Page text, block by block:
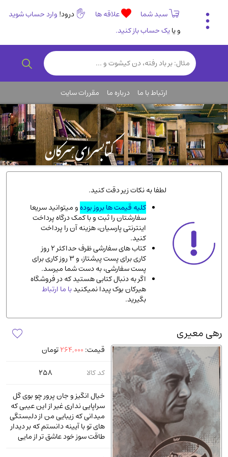
سبد شما علاقه ها درود! وارد حساب شوید
و یایک حساب باز کنید.
تاریخی و فرهنگی
(838)
رمان و داستان ایرانی(307)
روانشناسی(357)
انگلیسی و زبان خارجی(14)
کودکان و نوجوانان(76)
کتب نادر و کمیاب(19)
روانشناسی(112)
طب گیاهی و سنتی(45)
فلسفه و جامعه شناسی(151)
ادبیات و شعر
ادیان و مذاهب
دانشگاهی و آموزشی
اقتصادی، بازاریابی و مالی(57)
پزشکی(140)
کامپیوتر و نرم افزار
ورزشی و تربیت بدنی(34)
آشپزی و خوراکی
سرگرمی و بازی(7)
سیاسی(116)
رمان و داستان خارجی(489)
حقوقی و قانون(47)
کتاب های مصور رنگی و گلاسه(23)
ارتباط با ما درباره ما مقررات سایت
لطفا به نکات زیر دقت کنید.
کلیه قیمت ها بروز بودهو میتوانید سریعا
سفارشتان را ثبت و با کمک درگاه پرداخت
اینترنتی پارسیان، هزینه آن را پرداخت
کنید.
کتاب های سفارشی ظرف حداکثر 2 روز
کاری برای پست پیشتاز، و 3 روز کاری برای
پست سفارشی، به دست شما میرسد.
اگر به دنبال کتابی هستید که در فروشگاه
هیرکان بوک پیدا نمیکنیدبا ما ارتباط
بگیرید.
رهی معیری
قیمت: 264,000تومان
کد کالا
258
خیال انگیز و جان پرور چو بوی گل
سراپایی نداری غیر از این عیبی که
میدانی که زیبایی من از دلبستگی‌
های تو با آیینه دانستم که بر دیدار
طاقت سوز خود عاشق تر از مایی